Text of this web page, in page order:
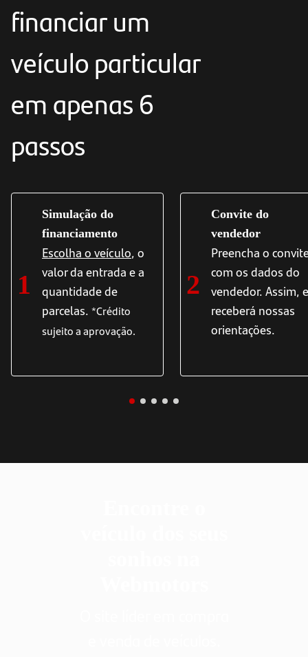
financiar um
veículo particular
em apenas 6
passos
1
Simulação do
financiamento
Escolha o veículo, o
valor da entrada e a
quantidade de
parcelas. *Crédito
sujeito a aprovação.
2
Convite do
vendedor
Preencha o
com os dados do
vendedor. Assim,
receberá nossas
orientações.